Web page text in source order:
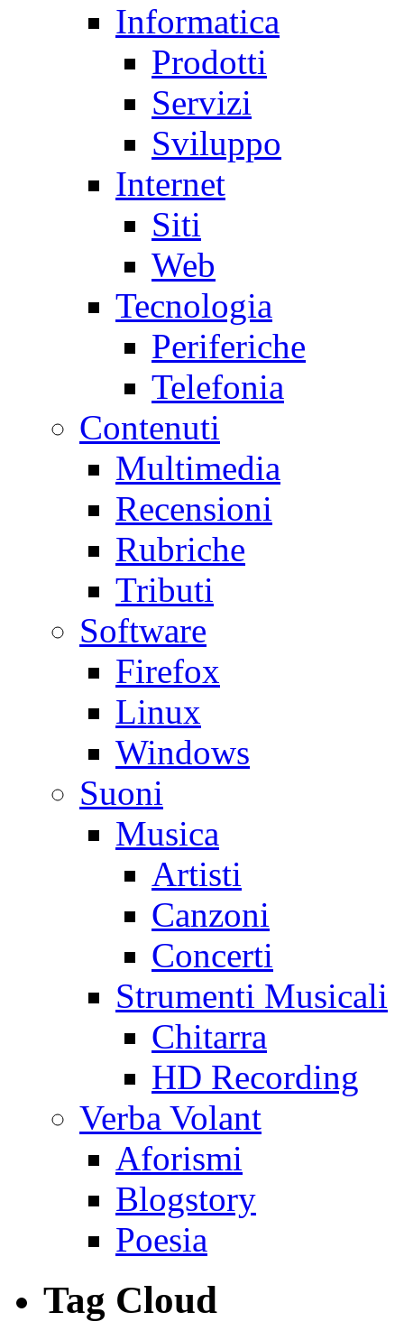
Informatica
Prodotti
Servizi
Sviluppo
Internet
Siti
Web
Tecnologia
Periferiche
Telefonia
Contenuti
Multimedia
Recensioni
Rubriche
Tributi
Software
Firefox
Linux
Windows
Suoni
Musica
Artisti
Canzoni
Concerti
Strumenti Musicali
Chitarra
HD Recording
Verba Volant
Aforismi
Blogstory
Poesia
Tag Cloud